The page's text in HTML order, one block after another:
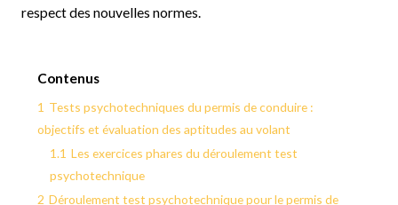
respect des nouvelles normes.
Contenus
1 Tests psychotechniques du permis de conduire :
objectifs et évaluation des aptitudes au volant
1.1 Les exercices phares du déroulement test
psychotechnique
2 Déroulement test psychotechnique pour le permis de